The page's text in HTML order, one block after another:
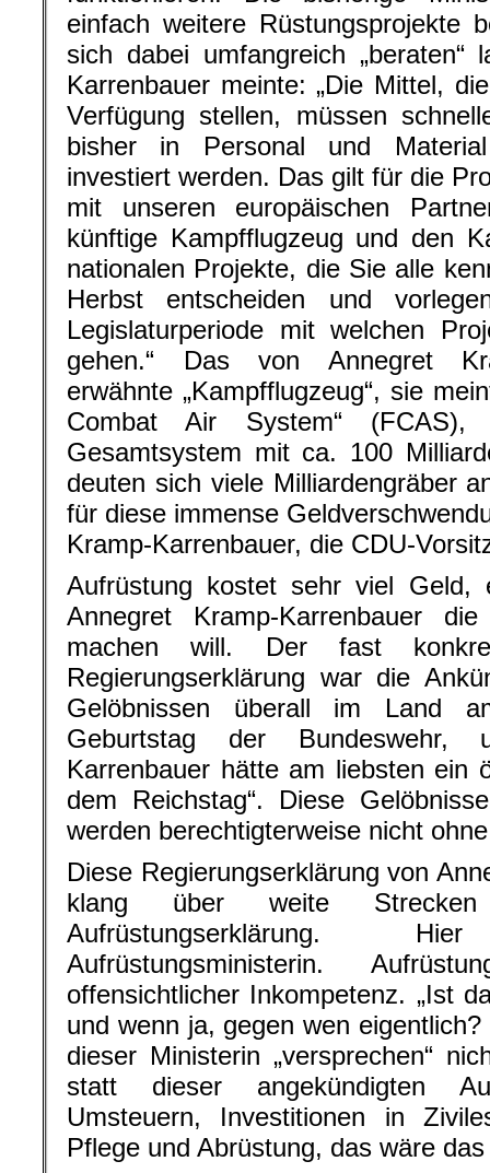
einfach weitere Rüstungsprojekte
sich dabei umfangreich „beraten“
Karrenbauer meinte: „Die Mittel,
Verfügung stellen, müssen
bisher in Personal und
investiert werden. Das gilt für die
mit unseren europäischen
künftige Kampfflugzeug und den
nationalen Projekte, die Sie alle
Herbst entscheiden und
Legislaturperiode mit welchen
gehen.“ Das von Annegret
erwähnte „Kampfflugzeug“, sie
Combat Air System“
Gesamtsystem mit ca. 100
deuten sich viele Milliardengräber
für diese immense
Kramp-Karrenbauer, die CDU-
Aufrüstung kostet sehr viel Geld,
Annegret Kramp-Karrenbauer
machen will. Der fast
Regierungserklärung war die
Gelöbnissen überall im Land
Geburtstag der Bundeswehr,
Karrenbauer hätte am liebsten ein
dem Reichstag“. Diese
werden berechtigterweise nicht
Diese Regierungserklärung von
klang über weite
Aufrüstungserklärung.
Aufrüstungsministerin.
offensichtlicher Inkompetenz. „Ist
und wenn ja, gegen wen
dieser Ministerin „versprechen“
statt dieser angekündigten
Umsteuern, Investitionen in
Pflege und Abrüstung, das wäre